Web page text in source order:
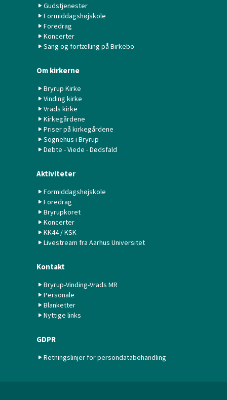
Gudstjenester
Formiddagshøjskole
Foredrag
Koncerter
Sang og fortælling på Birkebo
Om kirkerne
Bryrup Kirke
Vinding kirke
Vrads kirke
Kirkegårdene
Priser på kirkegårdene
Sognehus i Bryrup
Døbte - Viede - Dødsfald
Aktiviteter
Formiddagshøjskole
Foredrag
Bryrupkoret
Koncerter
KK44 / KSK
Livestream fra Aarhus Universitet
Kontakt
Bryrup-Vinding-Vrads MR
Personale
Blanketter
Nyttige links
GDPR
Retningslinjer for persondatabehandling